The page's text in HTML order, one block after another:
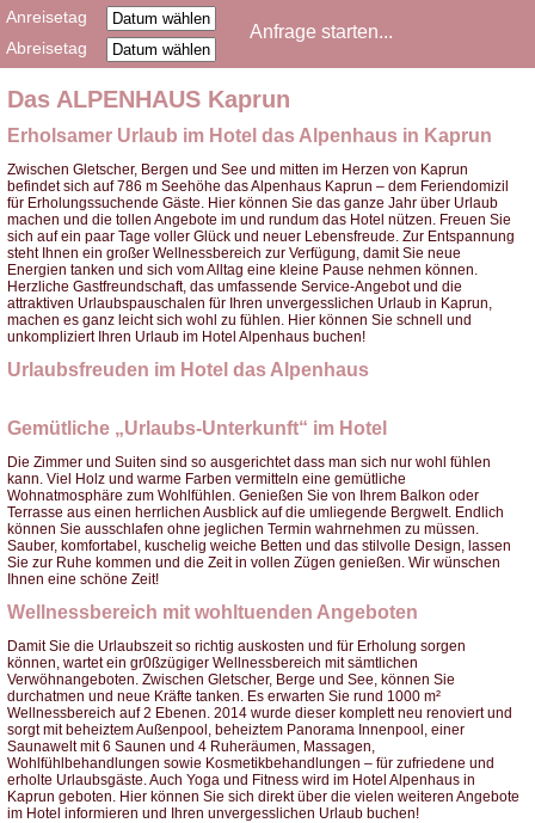
Anreisetag
Abreisetag
Das ALPENHAUS Kaprun
Erholsamer Urlaub im Hotel das Alpenhaus in Kaprun
Zwischen Gletscher, Bergen und See und mitten im Herzen von Kaprun
befindet sich auf 786 m Seehöhe das Alpenhaus Kaprun – dem Feriendomizil
für Erholungssuchende Gäste. Hier können Sie das ganze Jahr über Urlaub
machen und die tollen Angebote im und rundum das Hotel nützen. Freuen Sie
sich auf ein paar Tage voller Glück und neuer Lebensfreude. Zur Entspannung
steht Ihnen ein großer Wellnessbereich zur Verfügung, damit Sie neue
Energien tanken und sich vom Alltag eine kleine Pause nehmen können.
Herzliche Gastfreundschaft, das umfassende Service-Angebot und die
attraktiven Urlaubspauschalen für Ihren unvergesslichen Urlaub in Kaprun,
machen es ganz leicht sich wohl zu fühlen. Hier können Sie schnell und
unkompliziert Ihren Urlaub im Hotel Alpenhaus buchen!
Urlaubsfreuden im Hotel das Alpenhaus
Gemütliche „Urlaubs-Unterkunft“ im Hotel
Die Zimmer und Suiten sind so ausgerichtet dass man sich nur wohl fühlen
kann. Viel Holz und warme Farben vermitteln eine gemütliche
Wohnatmosphäre zum Wohlfühlen. Genießen Sie von Ihrem Balkon oder
Terrasse aus einen herrlichen Ausblick auf die umliegende Bergwelt. Endlich
können Sie ausschlafen ohne jeglichen Termin wahrnehmen zu müssen.
Sauber, komfortabel, kuschelig weiche Betten und das stilvolle Design, lassen
Sie zur Ruhe kommen und die Zeit in vollen Zügen genießen. Wir wünschen
Ihnen eine schöne Zeit!
Wellnessbereich mit wohltuenden Angeboten
Damit Sie die Urlaubszeit so richtig auskosten und für Erholung sorgen
können, wartet ein gr0ßzügiger Wellnessbereich mit sämtlichen
Verwöhnangeboten. Zwischen Gletscher, Berge und See, können Sie
durchatmen und neue Kräfte tanken. Es erwarten Sie rund 1000 m²
Wellnessbereich auf 2 Ebenen. 2014 wurde dieser komplett neu renoviert und
sorgt mit beheiztem Außenpool, beheiztem Panorama Innenpool, einer
Saunawelt mit 6 Saunen und 4 Ruheräumen, Massagen,
Wohlfühlbehandlungen sowie Kosmetikbehandlungen – für zufriedene und
erholte Urlaubsgäste. Auch Yoga und Fitness wird im Hotel Alpenhaus in
Kaprun geboten. Hier können Sie sich direkt über die vielen weiteren Angebote
im Hotel informieren und Ihren unvergesslichen Urlaub buchen!